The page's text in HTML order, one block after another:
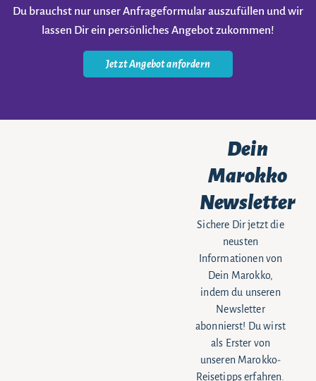
Du brauchst nur unser Anfrageformular auszufüllen und wir
lassen Dir ein persönliches Angebot zukommen!
Jetzt Angebot anfordern
Dein
Marokko
Newsletter
Sichere Dir jetzt die
neusten
Informationen von
Dein Marokko,
indem du unseren
Newsletter
abonnierst! Du wirst
als Erster von
unseren Marokko-
Reisetipps erfahren.